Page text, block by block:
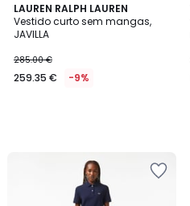
LAUREN RALPH LAUREN
Vestido curto sem mangas,
JAVILLA
285.00 €
259.35 € -9%